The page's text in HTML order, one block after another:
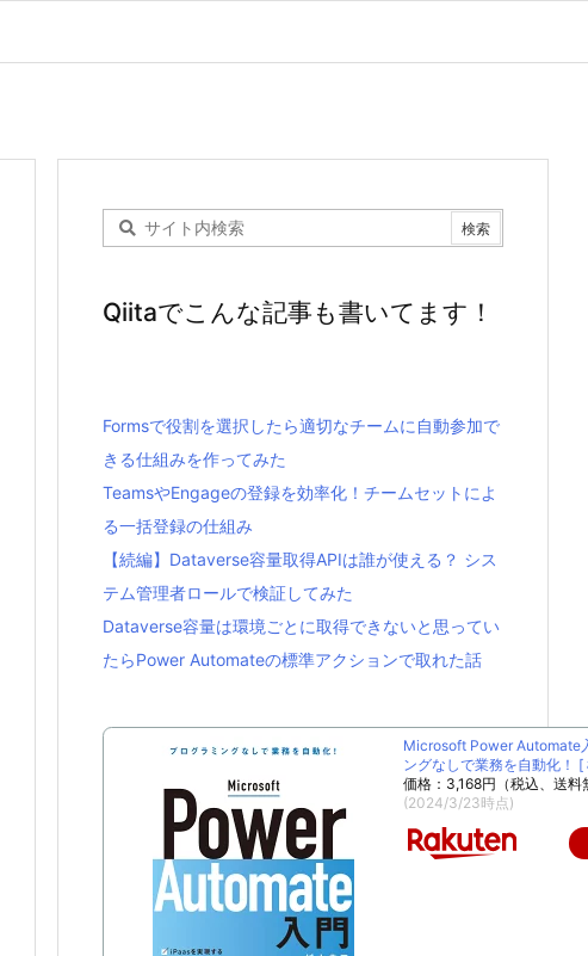
Qiitaでこんな記事も書いてます！
Formsで役割を選択したら適切なチームに自動参加で
きる仕組みを作ってみた
TeamsやEngageの登録を効率化！チームセットによ
る一括登録の仕組み
【続編】Dataverse容量取得APIは誰が使える？ シス
テム管理者ロールで検証してみた
Dataverse容量は環境ごとに取得できないと思ってい
たらPower Automateの標準アクションで取れた話
Microsoft Power Automate
ングなしで業務を自動化！ [
価格：3,168円（税込、送料
(2024/3/23時点)